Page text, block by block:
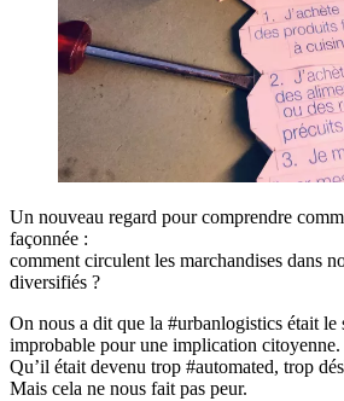
Un nouveau regard pour comprendre
façonnée :
comment circulent les marchandises dans
diversifiés ?
On nous a dit que la #urbanlogistics était le
improbable pour une implication citoyenne.
Qu’il était devenu trop #automated, trop
Mais cela ne nous fait pas peur.